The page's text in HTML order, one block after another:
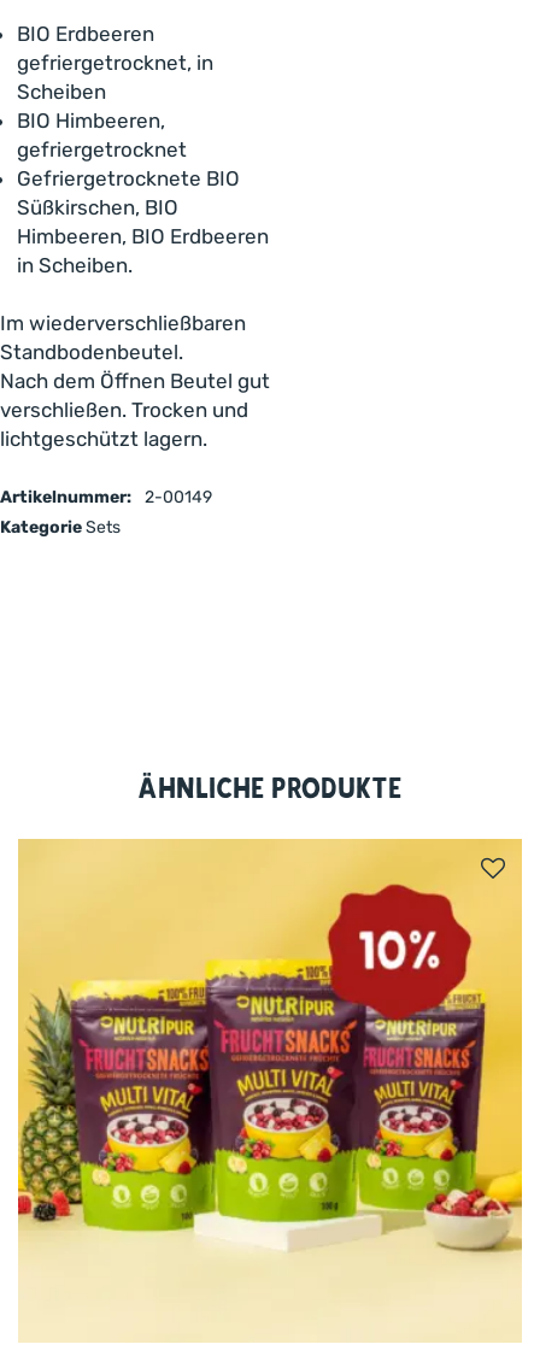
BIO Erdbeeren
gefriergetrocknet, in
Scheiben
BIO Himbeeren,
gefriergetrocknet
Gefriergetrocknete BIO
Süßkirschen, BIO
Himbeeren, BIO Erdbeeren
in Scheiben.
Im wiederverschließbaren
Standbodenbeutel.
Nach dem Öffnen Beutel gut
verschließen. Trocken und
lichtgeschützt lagern.
Artikelnummer:
2-00149
KategorieSets
Ähnliche Produkte